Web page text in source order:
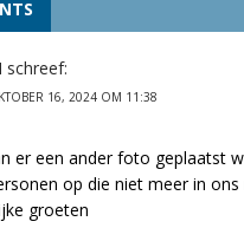
schreef:
16, 2024 OM 11:38
er een ander foto geplaatst
op die niet meer in ons
groeten